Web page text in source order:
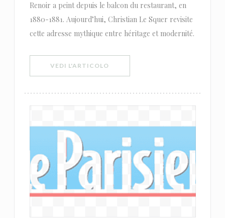
Renoir a peint depuis le balcon du restaurant, en
1880-1881. Aujourd’hui, Christian Le Squer revisite
cette adresse mythique entre héritage et modernité.
VEDI L'ARTICOLO